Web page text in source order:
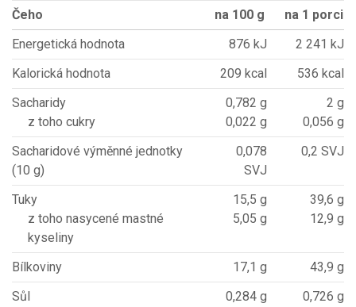
Čeho na 100 g
na 1 porci
Energetická hodnota
876 kJ
2 241 kJ
Kalorická hodnota
209 kcal
536 kcal
Sacharidy
z toho cukry
0,782 g
0,022 g
2 g
0,056 g
Sacharidové výměnné jednotky
(10 g)
0,078
SVJ
0,2 SVJ
Tuky
z toho nasycené mastné
kyseliny
15,5 g
5,05 g
39,6 g
12,9 g
Bílkoviny 17,1 g
43,9 g
Sůl
0,284 g 0,726 g